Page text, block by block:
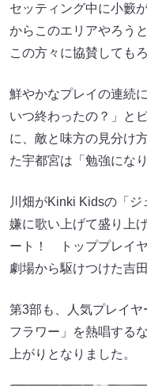
セッティング中に小籔
からこのエリアやろう
この方々に協賛しても
鮮やかなプレイの連続
いつ終わったの？」と
に、敵と味方の見分け
た宇都宮は「勉強にな
川畑がKinki Kidsの「
嫌に歌い上げて盛り上
ート！ トッププレイヤ
劇場から駆けつけた吉
第3部も、人気プレイ
フラワー」を熱唱する
上がりとなりました。